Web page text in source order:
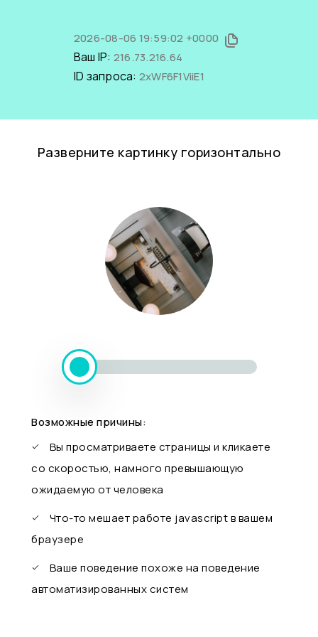
2026-08-06 19:59:02 +0000
Ваш IP: 216.73.216.64
ID запроса: 2xWF6F1ViiE1
Разверните картинку горизонтально
Возможные причины:
Вы просматриваете страницы и кликаете
со скоростью, намного превышающую
ожидаемую от человека
Что-то мешает работе javascript в вашем
браузере
Ваше поведение похоже на поведение
автоматизированных систем